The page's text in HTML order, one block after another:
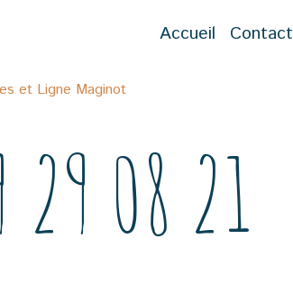
Accueil Contact
et Ligne Maginot
08 21